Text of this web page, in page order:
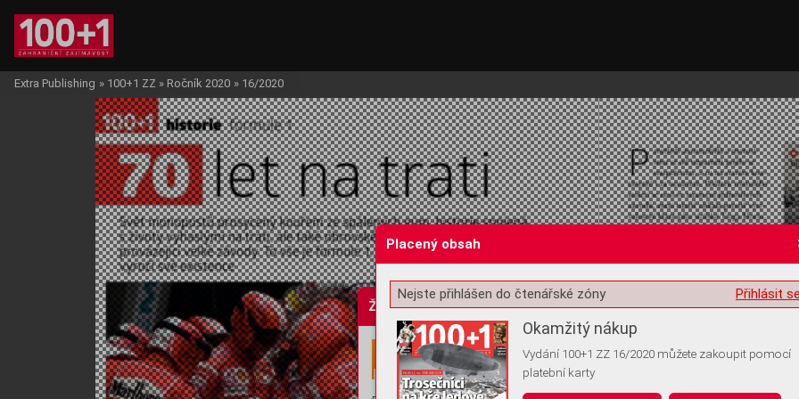
Žádost o souhlas s ukládáním volitelných informací
Extra Publishing » 100+1 ZZ » Ročník 2020 » 16/2020
Placený obsah
Přihlásit
Nejste přihlášen do čtenářské zóny
Okamžitý nákup
Vydání 100+1 ZZ 16/2020 můžete zakoupit pomocí
platební karty